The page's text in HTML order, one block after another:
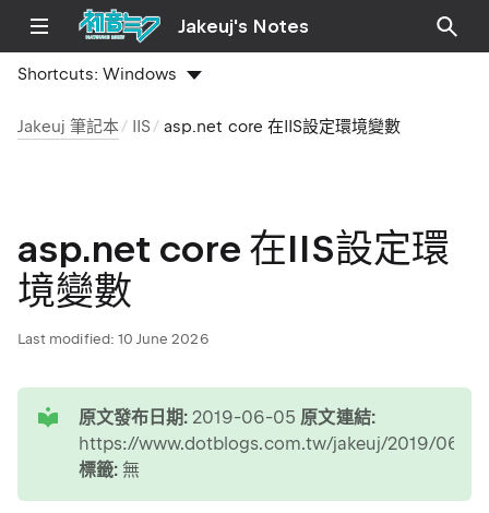
Jakeuj's Notes
Shortcuts:Windows
Jakeuj 筆記本 IIS asp.net core 在IIS設定環境變數
asp.net core 在IIS設定環
境變數
Last modified: 10 June 2026
原文發布日期: 2019-06-05 原文連結:
https://www.dotblogs.com.tw/jakeuj/2019/06/
標籤: 無